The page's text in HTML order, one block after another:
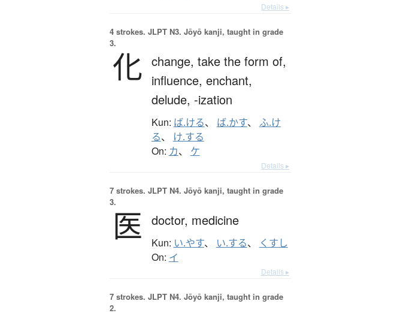
Details ▸
4 strokes. JLPT N3. Jōyō kanji, taught in grade
3.
化 change, take the form of,
influence, enchant,
delude, -ization
Kun: ば.ける、 ば.かす、 ふ.け
る、 け.する
On: カ、 ケ
Details ▸
7 strokes. JLPT N4. Jōyō kanji, taught in grade
3.
医 doctor, medicine
Kun: い.やす、 い.する、 くすし
On: イ
Details ▸
7 strokes. JLPT N4. Jōyō kanji, taught in grade
2.